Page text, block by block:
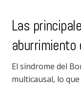
Las
aburrimiento
El síndrome del
multicausal, lo